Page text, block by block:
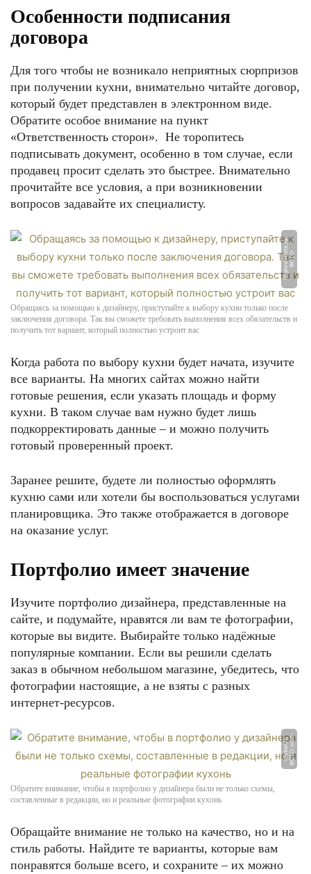
Особенности подписания
договора
Для того чтобы не возникало неприятных сюрпризов
при получении кухни, внимательно читайте договор,
который будет представлен в электронном виде.
Обратите особое внимание на пункт
«Ответственность сторон». Не торопитесь
подписывать документ, особенно в том случае, если
продавец просит сделать это быстрее. Внимательно
прочитайте все условия, а при возникновении
вопросов задавайте их специалисту.
Ф
О
Т
О:
l
e
g
k
o
v
m
e
s
t
e.
r
u
Обращаясь за помощью к дизайнеру, приступайте к выбору кухни только после
заключения договора. Так вы сможете требовать выполнения всех обязательств и
получить тот вариант, который полностью устроит вас
Когда работа по выбору кухни будет начата, изучите
все варианты. На многих сайтах можно найти
готовые решения, если указать площадь и форму
кухни. В таком случае вам нужно будет лишь
подкорректировать данные – и можно получить
готовый проверенный проект.
Заранее решите, будете ли полностью оформлять
кухню сами или хотели бы воспользоваться услугами
планировщика. Это также отображается в договоре
на оказание услуг.
Портфолио имеет значение
Изучите портфолио дизайнера, представленные на
сайте, и подумайте, нравятся ли вам те фотографии,
которые вы видите. Выбирайте только надёжные
популярные компании. Если вы решили сделать
заказ в обычном небольшом магазине, убедитесь, что
фотографии настоящие, а не взяты с разных
интернет-ресурсов.
Ф
О
Т
О:
vi
a
rt
-
m
e
b
el.
r
u
Обратите внимание, чтобы в портфолио у дизайнера были не только схемы,
составленные в редакции, но и реальные фотографии кухонь
Обращайте внимание не только на качество, но и на
стиль работы. Найдите те варианты, которые вам
понравятся больше всего, и сохраните – их можно